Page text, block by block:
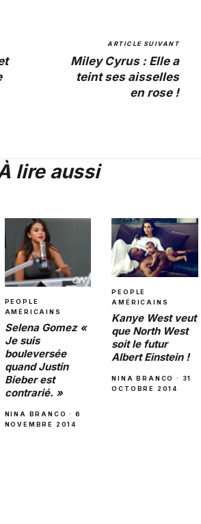
ARTICLE SUIVANT
Miley Cyrus : Elle a
teint ses aisselles
en rose !
lire aussi
PEOPLE
AMÉRICAINS
Selena Gomez «
Je suis
bouleversée
quand Justin
Bieber est
contrarié. »
NINA BRANCO · 6
NOVEMBRE 2014
PEOPLE
AMÉRICAINS
Kanye West veut
que North West
soit le futur
Albert Einstein !
NINA BRANCO · 31
OCTOBRE 2014